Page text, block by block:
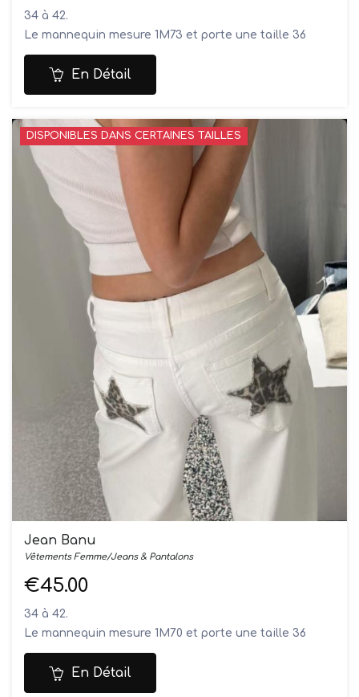
34 à 42.
Le mannequin mesure 1M73 et porte une taille 36
Composition: 63% coton, 32% polyester , 2% viscose ,
3% élasthanne
Lavage en machine à 30°
En Détail
DISPONIBLES DANS CERTAINES TAILLES
Jean Banu
Vêtements Femme/Jeans & Pantalons
€45.00
34 à 42.
Le mannequin mesure 1M70 et porte une taille 36
Composition: 97% coton, 3% élasthanne
Lavage en machine à 30°
En Détail